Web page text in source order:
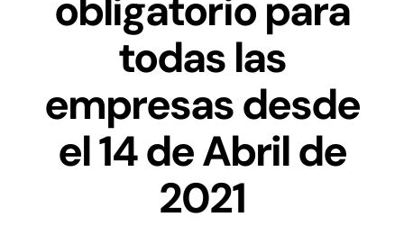
Digital
Noticias
Contacto
todas las
empresas desde
el 14 de Abril de
2021